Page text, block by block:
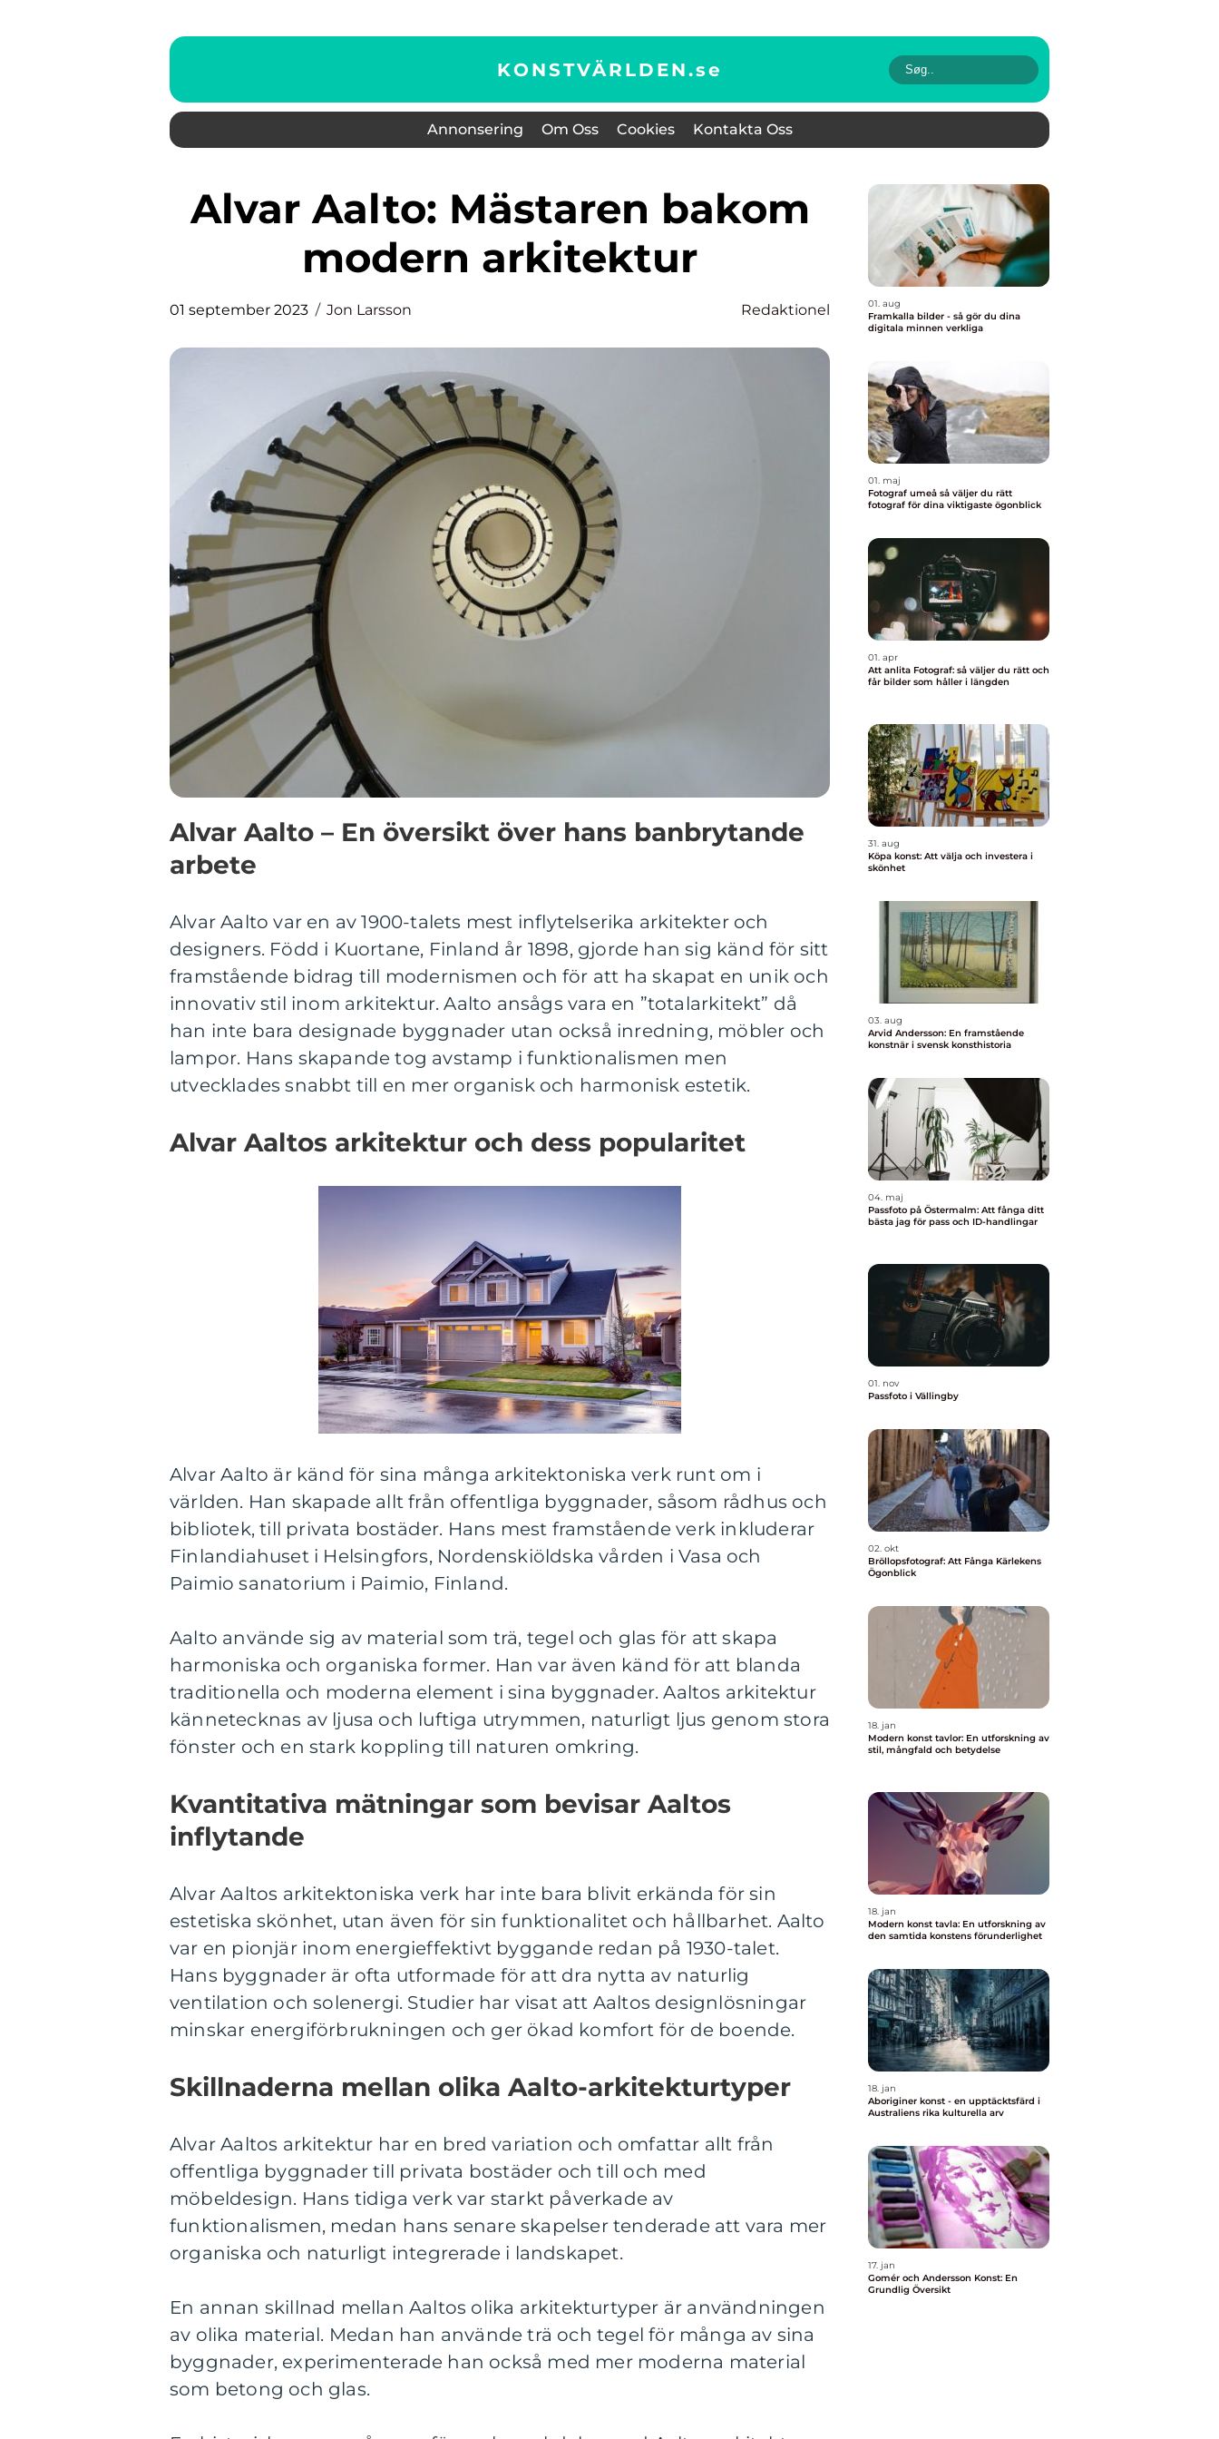
KONSTVÄRLDEN.se
Annonsering Om Oss Cookies Kontakta Oss
Alvar Aalto: Mästaren bakom
modern arkitektur
01 september 2023 Jon Larsson Redaktionel
Alvar Aalto – En översikt över hans banbrytande
arbete
Alvar Aalto var en av 1900-talets mest inflytelserika arkitekter och
designers. Född i Kuortane, Finland år 1898, gjorde han sig känd för sitt
framstående bidrag till modernismen och för att ha skapat en unik och
innovativ stil inom arkitektur. Aalto ansågs vara en ”totalarkitekt” då
han inte bara designade byggnader utan också inredning, möbler och
lampor. Hans skapande tog avstamp i funktionalismen men
utvecklades snabbt till en mer organisk och harmonisk estetik.
Alvar Aaltos arkitektur och dess popularitet
Alvar Aalto är känd för sina många arkitektoniska verk runt om i
världen. Han skapade allt från offentliga byggnader, såsom rådhus och
bibliotek, till privata bostäder. Hans mest framstående verk inkluderar
Finlandiahuset i Helsingfors, Nordenskiöldska vården i Vasa och
Paimio sanatorium i Paimio, Finland.
Aalto använde sig av material som trä, tegel och glas för att skapa
harmoniska och organiska former. Han var även känd för att blanda
traditionella och moderna element i sina byggnader. Aaltos arkitektur
kännetecknas av ljusa och luftiga utrymmen, naturligt ljus genom stora
fönster och en stark koppling till naturen omkring.
Kvantitativa mätningar som bevisar Aaltos
inflytande
Alvar Aaltos arkitektoniska verk har inte bara blivit erkända för sin
estetiska skönhet, utan även för sin funktionalitet och hållbarhet. Aalto
var en pionjär inom energieffektivt byggande redan på 1930-talet.
Hans byggnader är ofta utformade för att dra nytta av naturlig
ventilation och solenergi. Studier har visat att Aaltos designlösningar
minskar energiförbrukningen och ger ökad komfort för de boende.
Skillnaderna mellan olika Aalto-arkitekturtyper
Alvar Aaltos arkitektur har en bred variation och omfattar allt från
offentliga byggnader till privata bostäder och till och med
möbeldesign. Hans tidiga verk var starkt påverkade av
funktionalismen, medan hans senare skapelser tenderade att vara mer
organiska och naturligt integrerade i landskapet.
En annan skillnad mellan Aaltos olika arkitekturtyper är användningen
av olika material. Medan han använde trä och tegel för många av sina
byggnader, experimenterade han också med mer moderna material
som betong och glas.
01. aug
Framkalla bilder - så gör du dina
digitala minnen verkliga
01. maj
Fotograf umeå så väljer du rätt
fotograf för dina viktigaste ögonblick
01. apr
Att anlita Fotograf: så väljer du rätt och
får bilder som håller i längden
31. aug
Köpa konst: Att välja och investera i
skönhet
03. aug
Arvid Andersson: En framstående
konstnär i svensk konsthistoria
04. maj
Passfoto på Östermalm: Att fånga ditt
bästa jag för pass och ID-handlingar
01. nov
Passfoto i Vällingby
02. okt
Bröllopsfotograf: Att Fånga Kärlekens
Ögonblick
18. jan
Modern konst tavlor: En utforskning av
stil, mångfald och betydelse
18. jan
Modern konst tavla: En utforskning av
den samtida konstens förunderlighet
18. jan
Aboriginer konst - en upptäcktsfärd i
Australiens rika kulturella arv
17. jan
Gomér och Andersson Konst: En
Grundlig Översikt